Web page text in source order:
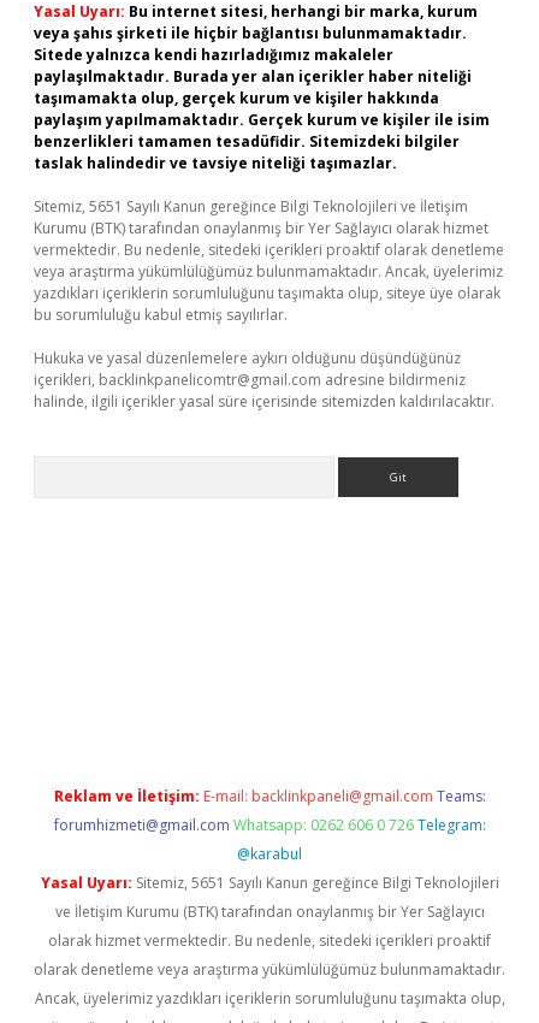
Yasal Uyarı: Bu internet sitesi, herhangi bir marka, kurum
veya şahıs şirketi ile hiçbir bağlantısı bulunmamaktadır.
Sitede yalnızca kendi hazırladığımız makaleler
paylaşılmaktadır. Burada yer alan içerikler haber niteliği
taşımamakta olup, gerçek kurum ve kişiler hakkında
paylaşım yapılmamaktadır. Gerçek kurum ve kişiler ile isim
benzerlikleri tamamen tesadüfidir. Sitemizdeki bilgiler
taslak halindedir ve tavsiye niteliği taşımazlar.
Sitemiz, 5651 Sayılı Kanun gereğince Bilgi Teknolojileri ve İletişim
Kurumu (BTK) tarafından onaylanmış bir Yer Sağlayıcı olarak hizmet
vermektedir. Bu nedenle, sitedeki içerikleri proaktif olarak denetleme
veya araştırma yükümlülüğümüz bulunmamaktadır. Ancak, üyelerimiz
yazdıkları içeriklerin sorumluluğunu taşımakta olup, siteye üye olarak
bu sorumluluğu kabul etmiş sayılırlar.
Hukuka ve yasal düzenlemelere aykırı olduğunu düşündüğünüz
içerikleri, backlinkpanelicomtr@gmail.com adresine bildirmeniz
halinde, ilgili içerikler yasal süre içerisinde sitemizden kaldırılacaktır.
Reklam ve İletişim: E-mail: backlinkpaneli@gmail.com Teams:
forumhizmeti@gmail.com Whatsapp: 0262 606 0 726 Telegram:
@karabul
Yasal Uyarı: Sitemiz, 5651 Sayılı Kanun gereğince Bilgi Teknolojileri
ve İletişim Kurumu (BTK) tarafından onaylanmış bir Yer Sağlayıcı
olarak hizmet vermektedir. Bu nedenle, sitedeki içerikleri proaktif
olarak denetleme veya araştırma yükümlülüğümüz bulunmamaktadır.
Ancak, üyelerimiz yazdıkları içeriklerin sorumluluğunu taşımakta olup,